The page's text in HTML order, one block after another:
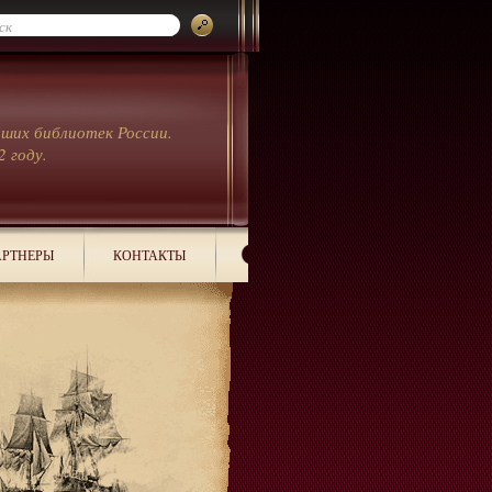
библиотек России.
году.
КОНТАКТЫ